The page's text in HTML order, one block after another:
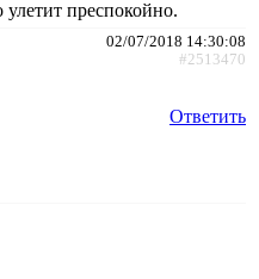
улетит преспокойно.
02/07/2018 14:30:08
#2513470
Ответить